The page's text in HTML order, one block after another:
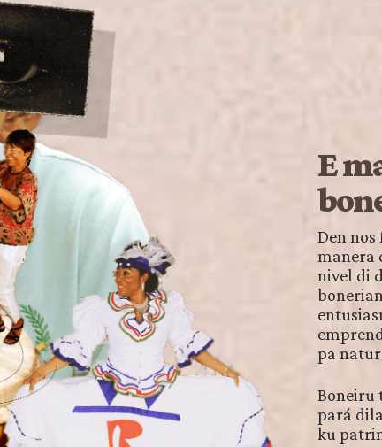
E
Den
manera
nivel di
pa
Boneiru
pará
ku